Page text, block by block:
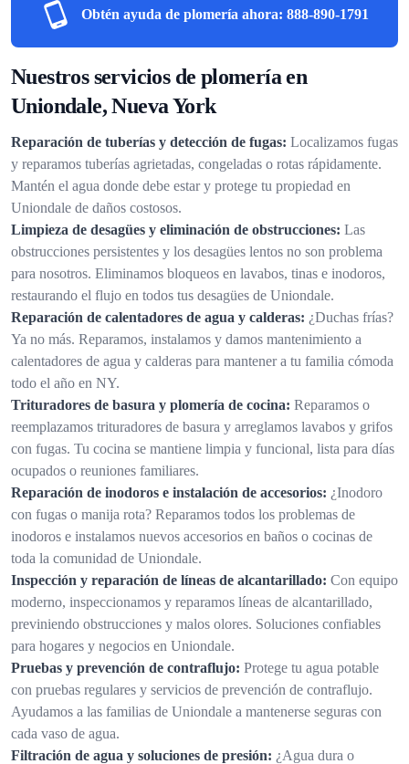
Obtén ayuda de plomería ahora: 888-890-1791
Nuestros servicios de plomería en
Uniondale, Nueva York
Reparación de tuberías y detección de fugas: Localizamos fugas
y reparamos tuberías agrietadas, congeladas o rotas rápidamente.
Mantén el agua donde debe estar y protege tu propiedad en
Uniondale de daños costosos.
Limpieza de desagües y eliminación de obstrucciones: Las
obstrucciones persistentes y los desagües lentos no son problema
para nosotros. Eliminamos bloqueos en lavabos, tinas e inodoros,
restaurando el flujo en todos tus desagües de Uniondale.
Reparación de calentadores de agua y calderas: ¿Duchas frías?
Ya no más. Reparamos, instalamos y damos mantenimiento a
calentadores de agua y calderas para mantener a tu familia cómoda
todo el año en NY.
Trituradores de basura y plomería de cocina: Reparamos o
reemplazamos trituradores de basura y arreglamos lavabos y grifos
con fugas. Tu cocina se mantiene limpia y funcional, lista para días
ocupados o reuniones familiares.
Reparación de inodoros e instalación de accesorios: ¿Inodoro
con fugas o manija rota? Reparamos todos los problemas de
inodoros e instalamos nuevos accesorios en baños o cocinas de
toda la comunidad de Uniondale.
Inspección y reparación de líneas de alcantarillado: Con equipo
moderno, inspeccionamos y reparamos líneas de alcantarillado,
previniendo obstrucciones y malos olores. Soluciones confiables
para hogares y negocios en Uniondale.
Pruebas y prevención de contraflujo: Protege tu agua potable
con pruebas regulares y servicios de prevención de contraflujo.
Ayudamos a las familias de Uniondale a mantenerse seguras con
cada vaso de agua.
Filtración de agua y soluciones de presión: ¿Agua dura o